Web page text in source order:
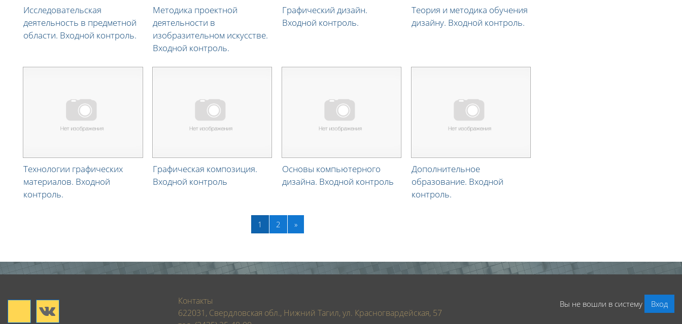
Исследовательская
деятельность в предметной
области. Входной контроль.
Методика проектной
деятельности в
изобразительном искусстве.
Входной контроль.
Графический дизайн.
Входной контроль.
Теория и методика обучения
дизайну. Входной контроль.
Технологии графических
материалов. Входной
контроль.
Графическая композиция.
Входной контроль
Основы компьютерного
дизайна. Входной контроль
Дополнительное
образование. Входной
контроль.
1 (текущая)
2 »Далее
Контакты
622031, Свердловская обл., Нижний Тагил, ул. Красногвардейская, 57
Вы не вошли в систему Вход